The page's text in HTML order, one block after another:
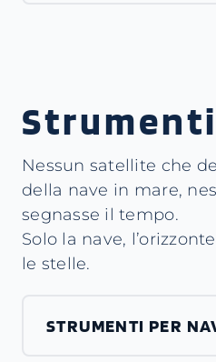
Strumenti
Nessun satellite che
della nave in mare,
segnasse il tempo.
Solo la nave,
le stelle.
STRUMENTI PER